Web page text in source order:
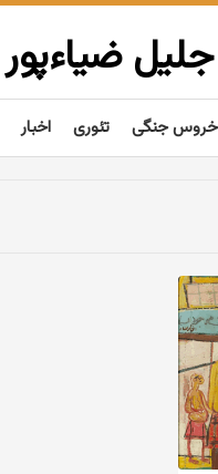
ضیاءپور
خروس جنگی تئوری اخبار